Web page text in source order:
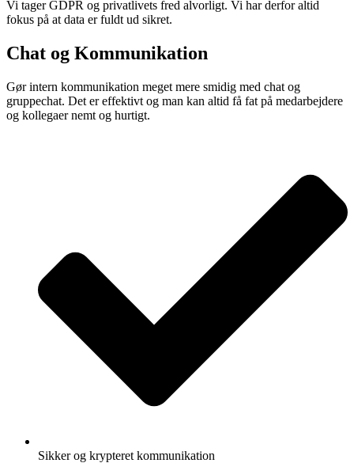
Vi tager GDPR og privatlivets fred alvorligt. Vi har derfor altid
fokus på at data er fuldt ud sikret.
Chat og Kommunikation
Gør intern kommunikation meget mere smidig med chat og
gruppechat. Det er effektivt og man kan altid få fat på medarbejdere
og kollegaer nemt og hurtigt.
Sikker og krypteret kommunikation